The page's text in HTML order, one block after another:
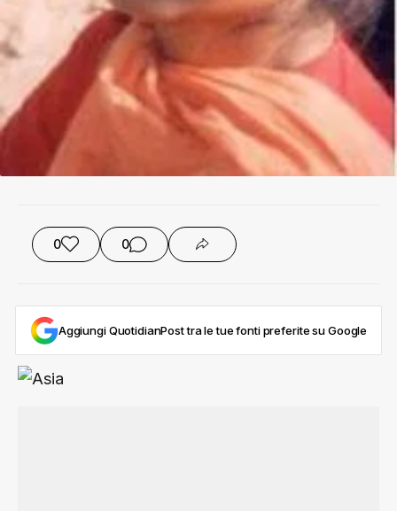
0 0
Aggiungi QuotidianPost tra le tue fonti preferite su Google